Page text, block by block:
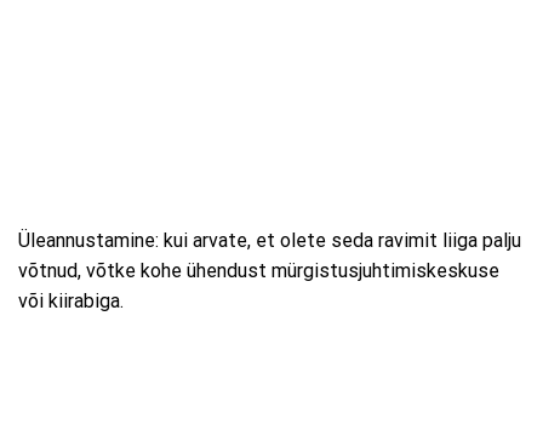
Üleannustamine: kui arvate, et olete seda ravimit liiga palju
võtnud, võtke kohe ühendust mürgistusjuhtimiskeskuse
või kiirabiga.